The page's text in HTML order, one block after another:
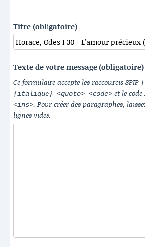
Titre (obligatoire)
Texte de votre message (obligatoire)
Ce formulaire accepte les raccourcis SPIP
{italique} <quote> <code> et le code
<ins>. Pour créer des paragraphes,
lignes vides.